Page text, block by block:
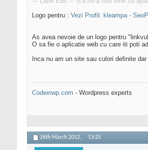
Logo pentru : Vezi Profil: kleampa -
As avea nevoie de un logo pentru
O sa fie o aplicatie web cu care iti poti
Inca nu am un site sau culori definite
Codeinwp.com - Wordpress experts
26th March 2012, 13:25